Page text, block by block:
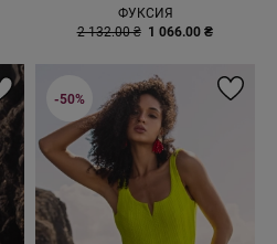
ФУКСИЯ
2 132.00 ₴ 1 066.00 ₴
-50%